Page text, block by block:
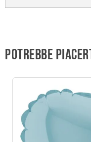
Potrebbe